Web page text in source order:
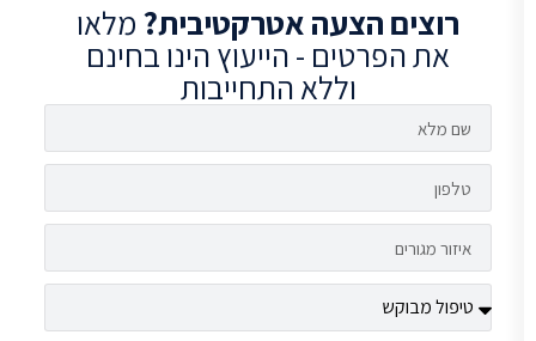
רוציםהצעה אטרקטיבית?מלאו
את הפרטים - הייעוץ הינו בחינם
וללא התחייבות